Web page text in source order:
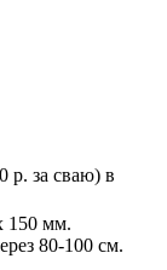
р. за сваю) в
150 мм.
80-100 см.